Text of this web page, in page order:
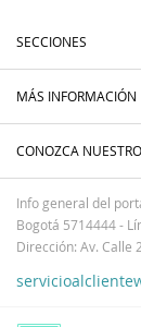
SECCIONES
MÁS INFORMACIÓN
CONOZCA
Info general del
Bogotá 5714444 -
Dirección: Av. Calle